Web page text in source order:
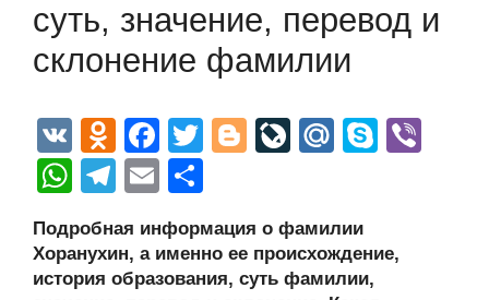
суть, значение, перевод и
склонение фамилии
V
K
O
d
n
o
kl
F
a
c
e
b
T
er
Bl
g
er
Li
J
o
M
u
S
e
W
at
s
T
e
gr
E
ail р
а
Подробная информация о фамилии
Хоранухин, а именно ее происхождение,
история образования, суть фамилии,